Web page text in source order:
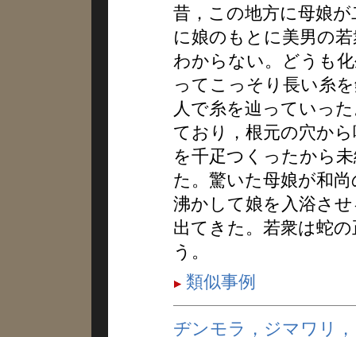
昔，この地方に母娘
に娘のもとに美男の
わからない。どうも
ってこっそり長い糸
人で糸を辿っていっ
ており，根元の穴か
を千疋つくったから
た。驚いた母娘が和
沸かして娘を入浴さ
出てきた。若衆は蛇
う。
類似事例
ヂンモラ，ジマワリ